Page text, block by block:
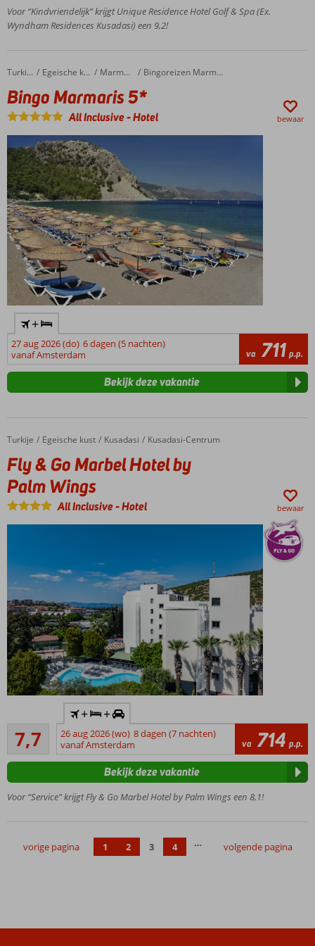
glijbanen
Ruime
kamers
Voor “Kindvriendelijk” krijgt Unique Residence Hotel Golf & Spa (Ex.
Wyndham Residences Kusadasi) een 9,2!
Home Turkije Egeische kust Marmaris Bingoreizen Marmaris
Bingo Marmaris 5*
Bingo Marmaris 5*
All Inclusive-Hotel bewaar
+
27 aug 2026 (do) 6 dagen (5 nachten)
vanaf Amsterdam
va 711 p.p.
Bekijk deze vakantie
Home
Turkije Egeische kust Kusadasi Kusadasi-Centrum
Fly & Go Marbel Hotel by Palm Wings
Fly & Go Marbel Hotel by
Palm Wings
All Inclusive-Hotel bewaar
Op ca. 4
km van
het
Kusadasi
Mooie
Goede prijs-
7,7
Goed
24
beoordelingen
+ +
26 aug 2026 (wo) 8 dagen (7 nachten)
vanaf Amsterdam
va 714 p.p.
Voor “Service” krijgt Fly & Go Marbel Hotel by Palm Wings een 8,1!
Bekijk deze vakantie
vorige pagina 1 2 3 4 … volgende pagina